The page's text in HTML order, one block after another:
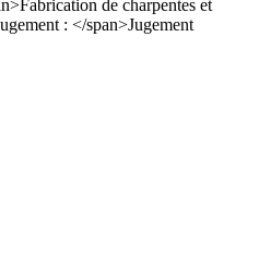
de charpentes et
: </span>Jugement